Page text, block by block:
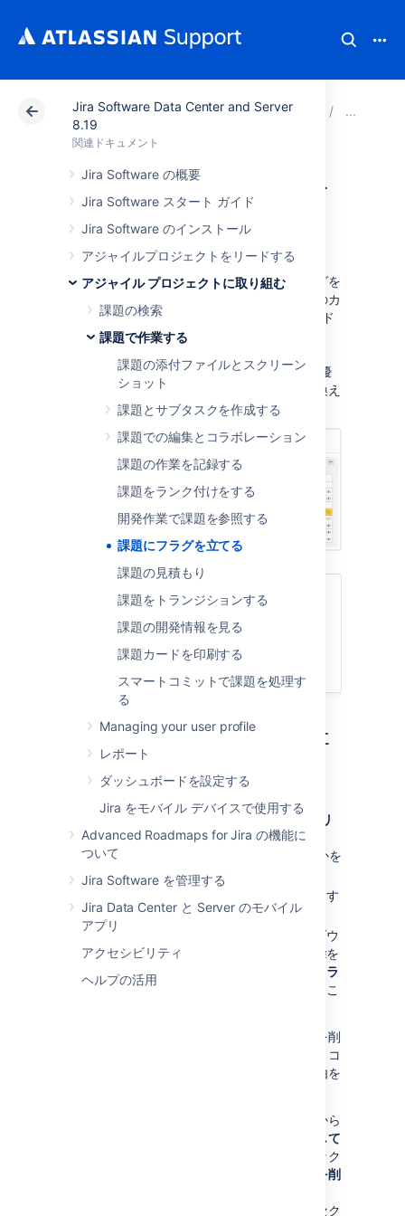
Jira Software Data Center and Server
8.19
関連ドキュメント
Jira Software の概要
Jira Software スタート ガイド
Jira Software のインストール
アジャイルプロジェクトをリードする
アジャイル プロジェクトに取り組む
課題の検索
課題で作業する
課題の添付ファイルとスクリーン
ショット
課題とサブタスクを作成する
課題での編集とコラボレーション
課題の作業を記録する
課題をランク付けをする
開発作業で課題を参照する
課題にフラグを立てる
課題の見積もり
課題をトランジションする
課題の開発情報を見る
課題カードを印刷する
スマートコミットで課題を処理す
る
Managing your user profile
レポート
ダッシュボードを設定する
Jira をモバイル デバイスで使用する
Advanced Roadmaps for Jira の機能に
ついて
Jira Software を管理する
Jira Data Center と Server のモバイル
アプリ
アクセシビリティ
ヘルプの活用
アトラシアン サポート 関連ドキュメント Jira
課題にフラグを立
てる
課題が重要だということを示すために、フラグを
立てることができます。フラグの付いた課題のカ
ードは、スクラム バックログ
、スクラム ボード
アクティブなスプリント
カンバン ボード では黄色で表示され、優
先度アイコンは、「フラグ」アイコンに置き換え
られます。
関連ページ
スクラムバックログを使用する
アクティブスプリントの利用
課題にフラグを付けるまた
はフラグを解除する
スクラム
バックログ 、
アクティブ スプリ
ント、カンバン バックログ （有効な場
合）、または
のいずれかを
クリックします。
フラグを付ける課題またはフラグを解除す
る課題をクリックします。
課題詳細ビューで、「歯車」ドロップダウ
ンからフラグを追加 フラグを削除を
選択します。課題を右クリックして、
フラ
グを追加または
を選択するこ
フラグを課題に追加したり、課題からフラグを削
除したりする場合にコメントも追加できます。コ
メントの追加はフラグの追加または削除の理由を
課題詳細ビューで、「歯車」ドロップダウンから
フラグを削除して
を選択します。課題を右クリック
フラグを削
す。コメントを追加すると、課題のコメントセク